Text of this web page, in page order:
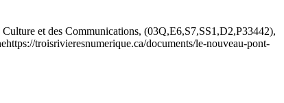
et des Communications, (03Q,E6,S7,SS1,D2,P33442),
https://troisrivieresnumerique.ca/documents/le-nouveau-pont-